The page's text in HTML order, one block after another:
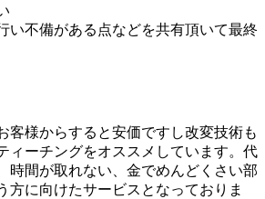
不備がある点などを共有頂いて最終
客様からすると安価ですし改変技術も
ィーチングをオススメしています。代
時間が取れない、金でめんどくさい部
方に向けたサービスとなっておりま